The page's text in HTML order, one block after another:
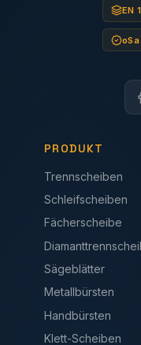
EN
oSa
PRODUKT
Trennscheiben
Schleifscheiben
Fächerscheibe
Sägeblätter
Metallbürsten
Handbürsten
Klett-Scheiben